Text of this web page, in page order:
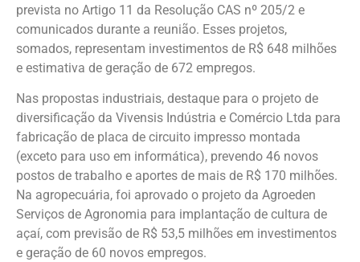
prevista no Artigo 11 da Resolução CAS nº 205/2 e
comunicados durante a reunião. Esses projetos,
somados, representam investimentos de R$ 648 milhões
e estimativa de geração de 672 empregos.
Nas propostas industriais, destaque para o projeto de
diversificação da Vivensis Indústria e Comércio Ltda para
fabricação de placa de circuito impresso montada
(exceto para uso em informática), prevendo 46 novos
postos de trabalho e aportes de mais de R$ 170 milhões.
Na agropecuária, foi aprovado o projeto da Agroeden
Serviços de Agronomia para implantação de cultura de
açaí, com previsão de R$ 53,5 milhões em investimentos
e geração de 60 novos empregos.